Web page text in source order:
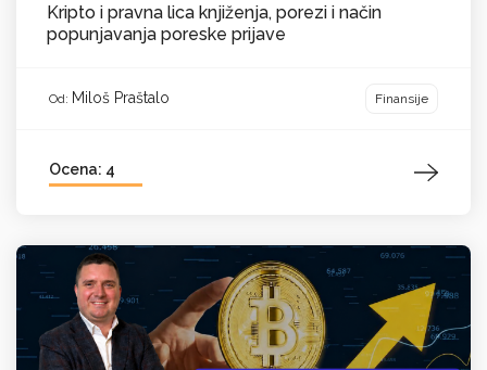
Kripto i pravna lica knjiženja, porezi i način
popunjavanja poreske prijave
Od: Miloš Praštalo Finansije
Ocena: 4